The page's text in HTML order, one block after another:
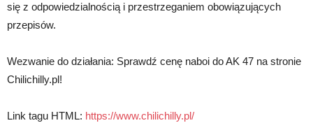
się z odpowiedzialnością i przestrzeganiem obowiązujących
przepisów.
Wezwanie do działania: Sprawdź cenę naboi do AK 47 na stronie
Chilichilly.pl!
Link tagu HTML: https://www.chilichilly.pl/